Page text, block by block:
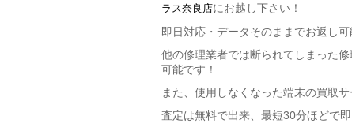
ラス奈良店にお越し下さい！
即日対応・データそのままでお返し
他の修理業者では断られてしまった
可能です！
また、使用しなくなった端末の買取サ
査定は無料で出来、最短30分ほどで即